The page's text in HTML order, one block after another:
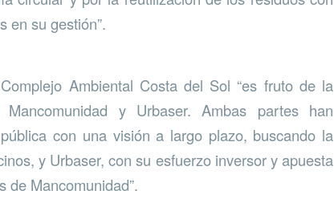
en su gestión”.
Ambiental Costa del Sol “es fruto de la
y Urbaser. Ambas partes han
con una visión a largo plazo, buscando la
y Urbaser, con su esfuerzo inversor y apuesta
de Mancomunidad”.